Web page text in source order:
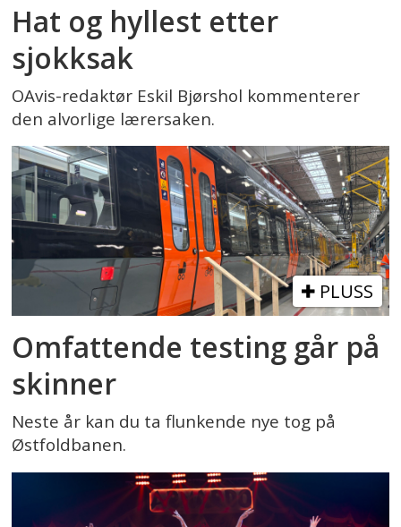
Hat og hyllest etter
sjokksak
OAvis-redaktør Eskil Bjørshol kommenterer
den alvorlige lærersaken.
PLUSS
Omfattende testing går på
skinner
Neste år kan du ta flunkende nye tog på
Østfoldbanen.